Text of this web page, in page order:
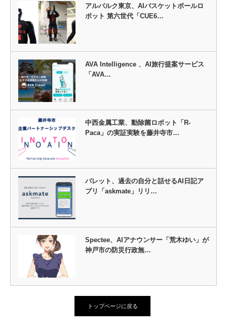
アルバルク東京、AIバスケットボールロ
ボット 第六世代「CUE6…
AVA Intelligence 、AI旅行提案サービス
「AVA…
中西金属工業、動除菌ロボット「R-
Paca」の実証実験を藤井寺市…
パレット、過去の自分と話せるAI日記ア
プリ「askmate」リリ…
Spectee、AIアナウンサー「荒木ゆい」が
神戸市の防災行政無…
トップページに戻る